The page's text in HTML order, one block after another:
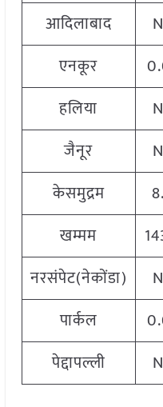
आदिलाबाद
एनकूर
हलिया
जैनूर
केसमुद्रम
खम्मम
नरसंपेट(नेकोंडा)
पार्कल
पेद्दापल्ली